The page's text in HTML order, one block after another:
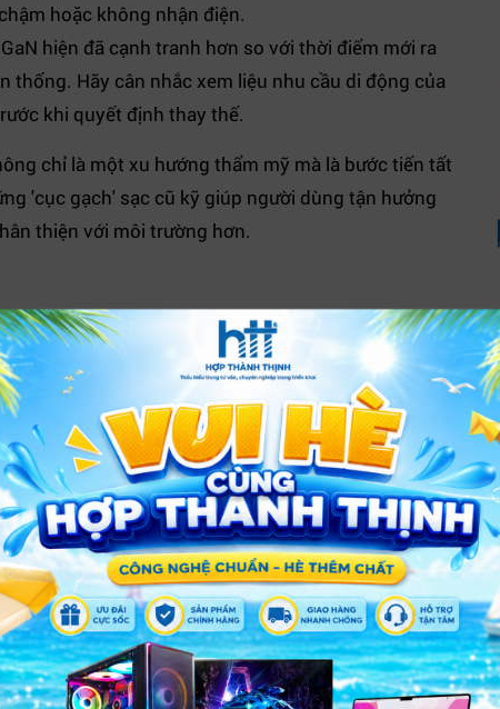
hoặc không nhận điện.
hiện đã cạnh tranh hơn so với thời điểm mới ra
thống. Hãy cân nhắc xem liệu nhu cầu di động của
khi quyết định thay thế.
chỉ là một xu hướng thẩm mỹ mà là bước tiến tất
'cục gạch' sạc cũ kỹ giúp người dùng tận hưởng
thiện với môi trường hơn.